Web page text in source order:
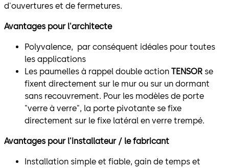
d'ouvertures et de fermetures.
Avantages pour l'architecte
Polyvalence, par conséquent idéales pour toutes
les applications
Les paumelles à rappel double action TENSOR se
fixent directement sur le mur ou sur un dormant
sans recouvrement. Pour les modèles de porte
"verre à verre", la porte pivotante se fixe
directement sur le fixe latéral en verre trempé.
Avantages pour l'installateur / le fabricant
Installation simple et fiable, gain de temps et